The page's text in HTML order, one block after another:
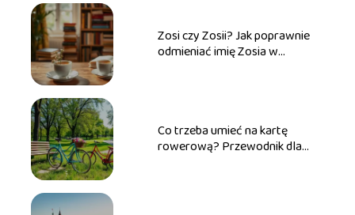
Zosi czy Zosii? Jak poprawnie
odmieniać imię Zosia w
Co trzeba umieć na kartę
rowerową? Przewodnik dla